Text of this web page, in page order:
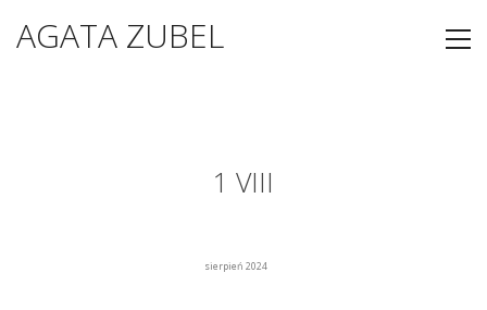
AGATA ZUBEL
1 VIII
sierpień 2024